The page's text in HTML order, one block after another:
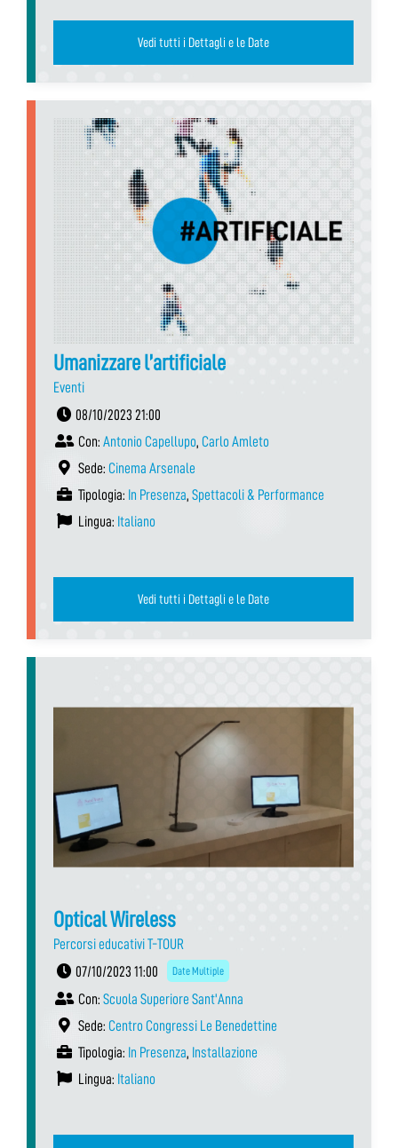
Vedi tutti i Dettagli e le Date
Umanizzare l’artificiale
Eventi
08/10/2023 21:00
Con: Antonio Capellupo, Carlo Amleto
Sede: Cinema Arsenale
Tipologia: In Presenza, Spettacoli & Performance
Lingua: Italiano
Vedi tutti i Dettagli e le Date
Optical Wireless
Percorsi educativi T-TOUR
07/10/2023 11:00
Date Multiple
Con: Scuola Superiore Sant'Anna
Sede: Centro Congressi Le Benedettine
Tipologia: In Presenza, Installazione
Lingua: Italiano